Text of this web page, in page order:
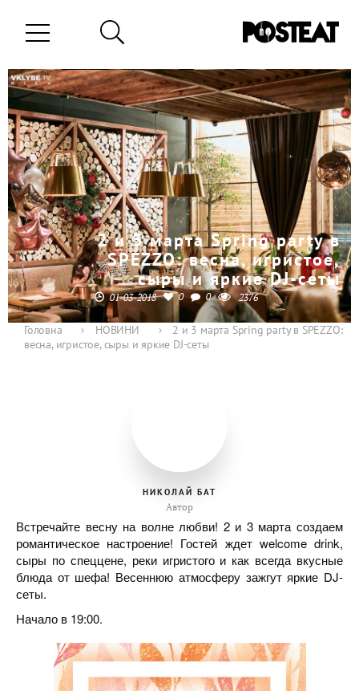
2 и 3 марта Spring party в
SPEZZO: весна, игристое,
сыры и яркие DJ-сеты
01-03-2018 0 0 2376
Головна › НОВИНИ ›
2 и 3 марта Spring party в SPEZZO:
весна, игристое, сыры и яркие DJ-сеты
НИКОЛАЙ БАТ
Автор
Встречайте весну на волне любви! 2 и 3 марта создаем
романтическое настроение! Гостей ждет welcome drink,
сыры по спеццене, реки игристого и как всегда вкусные
блюда от шефа! Весеннюю атмосферу зажгут яркие DJ-
сеты.
Начало в 19:00.